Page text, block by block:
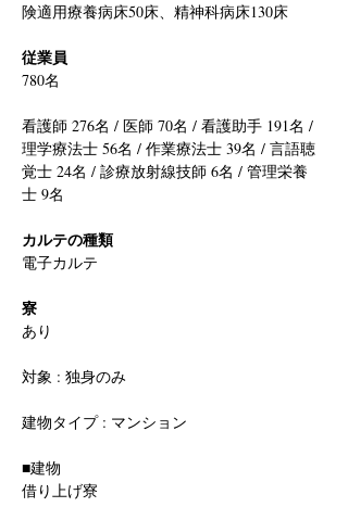
険適用療養病床50床、精神科病床130床
従業員
780名
看護師 276名 / 医師 70名 / 看護助手 191名 /
理学療法士 56名 / 作業療法士 39名 / 言語聴
覚士 24名 / 診療放射線技師 6名 / 管理栄養
士 9名
カルテの種類
電子カルテ
寮
あり
対象 : 独身のみ
建物タイプ : マンション
■建物
借り上げ寮